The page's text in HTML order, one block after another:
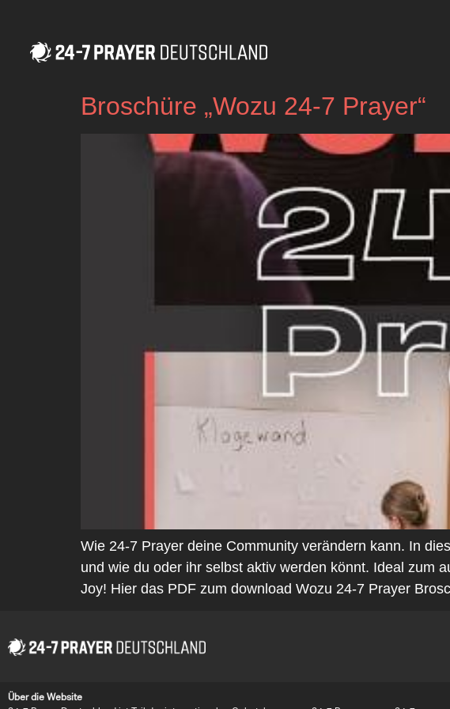
Broschüre „Wozu 24-7 Prayer“
Wie 24-7 Prayer deine Community verändern kann. In
und wie du oder ihr selbst aktiv werden könnt. Ideal zum
Joy! Hier das PDF zum download Wozu 24-7 Prayer
Über die Website